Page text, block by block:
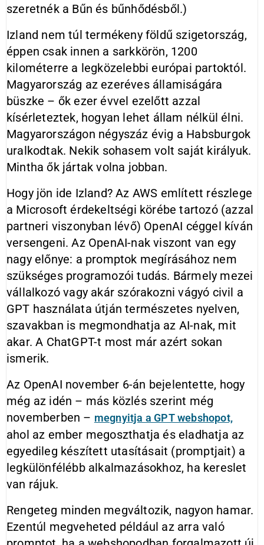
szeretnék a Bűn és bűnhődésből.)
Izland nem túl termékeny földű szigetország,
éppen csak innen a sarkkörön, 1200
kilométerre a legközelebbi európai partoktól.
Magyarország az ezeréves államiságára
büszke – ők ezer évvel ezelőtt azzal
kísérleteztek, hogyan lehet állam nélkül élni.
Magyarországon négyszáz évig a Habsburgok
uralkodtak. Nekik sohasem volt saját királyuk.
Mintha ők jártak volna jobban.
Hogy jön ide Izland? Az AWS említett részlege
a Microsoft érdekeltségi körébe tartozó (azzal
partneri viszonyban lévő) OpenAI céggel kíván
versengeni. Az OpenAI-nak viszont van egy
nagy előnye: a promptok megírásához nem
szükséges programozói tudás. Bármely mezei
vállalkozó vagy akár szórakozni vágyó civil a
GPT használata útján természetes nyelven,
szavakban is megmondhatja az AI-nak, mit
akar. A ChatGPT-t most már azért sokan
ismerik.
Az OpenAI november 6-án bejelentette, hogy
még az idén – más közlés szerint még
novemberben – megnyitja a GPT webshopot,
ahol az ember megoszthatja és eladhatja az
egyedileg készített utasításait (promptjait) a
legkülönfélébb alkalmazásokhoz, ha kereslet
van rájuk.
Rengeteg minden megváltozik, nagyon hamar.
Ezentúl megveheted például az arra való